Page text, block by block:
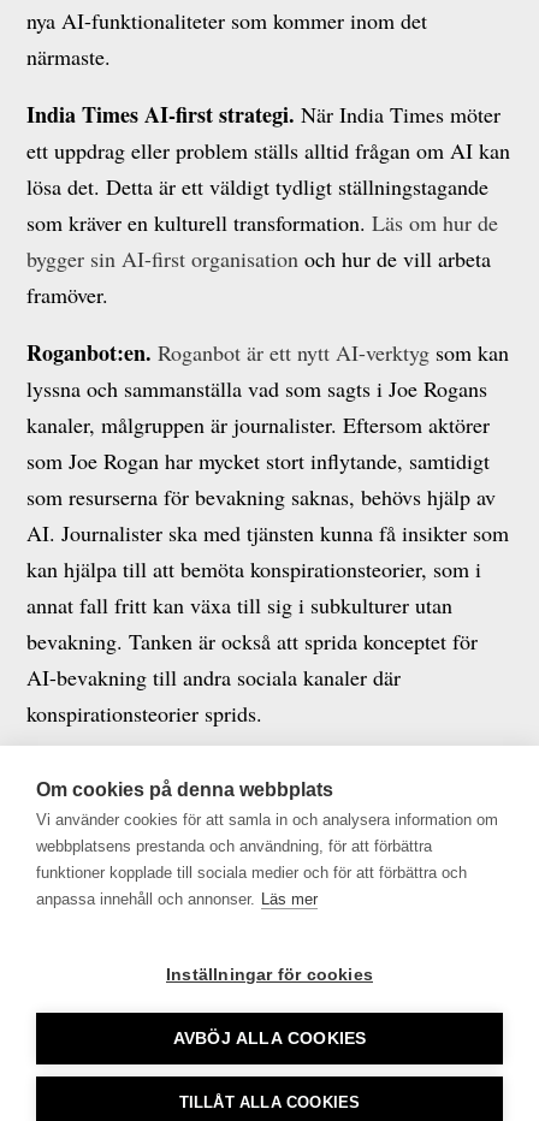
nya AI-funktionaliteter som kommer inom det
närmaste.
India Times AI-first strategi.När India Times möter
ett uppdrag eller problem ställs alltid frågan om AI kan
lösa det. Detta är ett väldigt tydligt ställningstagande
som kräver en kulturell transformation.Läs om hur de
bygger sin AI-first organisation och hur de vill arbeta
framöver.
Roganbot:en.Roganbot är ett nytt AI-verktyg som kan
lyssna och sammanställa vad som sagts i Joe Rogans
kanaler, målgruppen är journalister. Eftersom aktörer
som Joe Rogan har mycket stort inflytande, samtidigt
som resurserna för bevakning saknas, behövs hjälp av
AI. Journalister ska med tjänsten kunna få insikter som
kan hjälpa till att bemöta konspirationsteorier, som i
annat fall fritt kan växa till sig i subkulturer utan
bevakning. Tanken är också att sprida konceptet för
AI-bevakning till andra sociala kanaler där
konspirationsteorier sprids.
erbjuder McKinsey digitala kurser där deras experter
beskriver hur AI kan utnyttjas för att transformera
affärsverksamheter. Insikterna beskrivs genom video,
pod och text och som kompletteras med frågor till
Om cookies på denna webbplats
Vi använder cookies för att samla in och analysera information om
webbplatsens prestanda och användning, för att förbättra
funktioner kopplade till sociala medier och för att förbättra och
anpassa innehåll och annonser. Läs mer
Inställningar för cookies
AVBÖJ ALLA COOKIES
TILLÅT ALLA COOKIES